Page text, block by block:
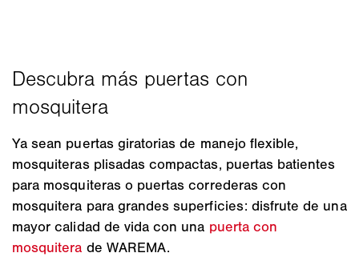
Ya sean puertas giratorias de manejo flexible,
mosquiteras plisadas compactas, puertas batientes
para mosquiteras o puertas correderas con
mosquitera para grandes superficies: disfrute de una
mayor calidad de vida con una puerta con
mosquitera de WAREMA.